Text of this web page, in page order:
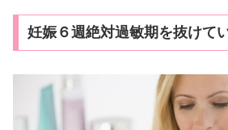
妊娠６週絶対過敏期を抜けて